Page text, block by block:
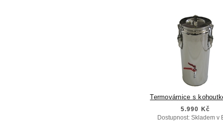
Termovárnice s
5.990 Kč
Dostupnost: Skladem v